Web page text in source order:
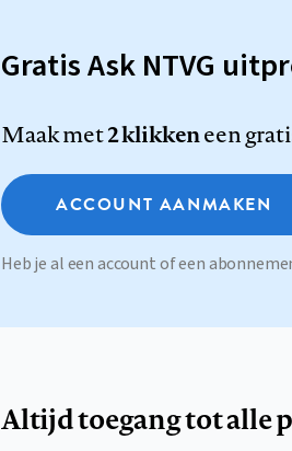
Gratis Ask NTVG
Maak met2 klikkeneen
ACCOUNT AANMAKEN
Heb je al een account of een
Altijd toegang tot alle